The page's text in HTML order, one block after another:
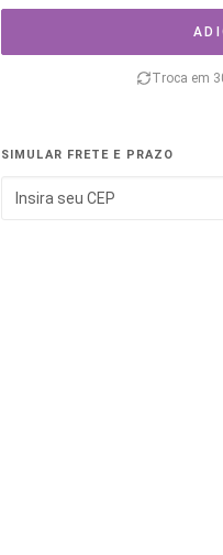
Troca em
SIMULAR FRETE E PRAZO